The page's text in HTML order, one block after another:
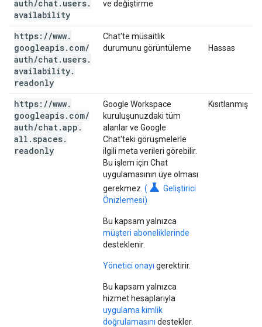
auth/chat. users.
availability
ve değiştirme
https: //www.
googleapis. com/
auth/chat. users.
availability.
readonly
Chat'te müsaitlik
durumunu görüntüleme
Hassas
https: //www.
googleapis. com/
auth/chat.app .
all . spaces.
readonly
Google Workspace
kuruluşunuzdaki tüm
alanlar ve Google
Chat'teki görüşmelerle
ilgili meta verileri görebilir.
Bu işlem için Chat
uygulamasının üye olması
gerekmez. ( science Geliştirici
Önizlemesi)
Bu kapsam yalnızca
müşteri aboneliklerinde
desteklenir.
Yönetici onayı gerektirir.
Bu kapsam yalnızca
hizmet hesaplarıyla
uygulama kimlik
doğrulamasını destekler.
Kısıtlanmış